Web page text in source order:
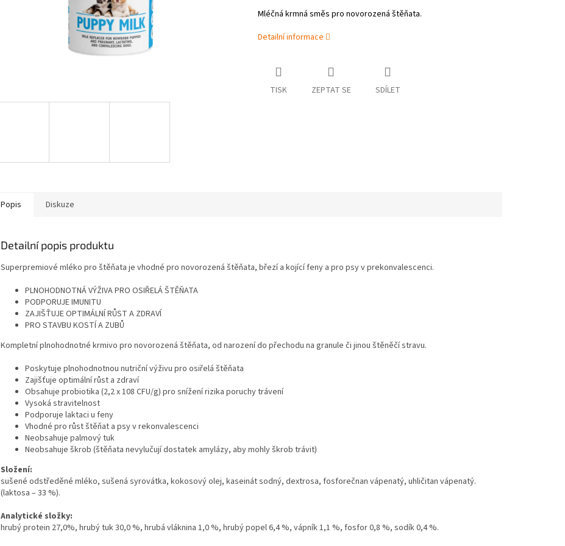
Mléčná krmná směs pro novorozená štěňata.
Detailní informace
TISK ZEPTAT SE SDÍLET
Popis Diskuze
Detailní popis produktu
Superpremiové mléko pro štěňata je vhodné pro novorozená štěňata, březí a kojící feny a pro psy v prekonvalescenci.
PLNOHODNOTNÁ VÝŽIVA PRO OSIŘELÁ ŠTĚŇATA
PODPORUJE IMUNITU
ZAJIŠŤUJE OPTIMÁLNÍ RŮST A ZDRAVÍ
PRO STAVBU KOSTÍ A ZUBŮ
Kompletní plnohodnotné krmivo pro novorozená štěňata, od narození do přechodu na granule či jinou štěněčí stravu.
Poskytuje plnohodnotnou nutriční výživu pro osiřelá štěňata
Zajišťuje optimální růst a zdraví
Obsahuje probiotika (2,2 x 108 CFU/g) pro snížení rizika poruchy trávení
Vysoká stravitelnost
Podporuje laktaci u feny
Vhodné pro růst štěňat a psy v rekonvalescenci
Neobsahuje palmový tuk
Neobsahuje škrob (štěňata nevylučují dostatek amylázy, aby mohly škrob trávit)
Složení:
sušené odstředěné mléko, sušená syrovátka, kokosový olej, kaseinát sodný, dextrosa, fosforečnan vápenatý, uhličitan vápenatý.
(laktosa – 33 %).
Analytické složky:
hrubý protein 27,0%, hrubý tuk 30,0 %, hrubá vláknina 1,0 %, hrubý popel 6,4 %, vápník 1,1 %, fosfor 0,8 %, sodík 0,4 %.